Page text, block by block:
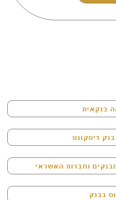
בנקאית
דיסקונט
וחברות האשראי
בבנק